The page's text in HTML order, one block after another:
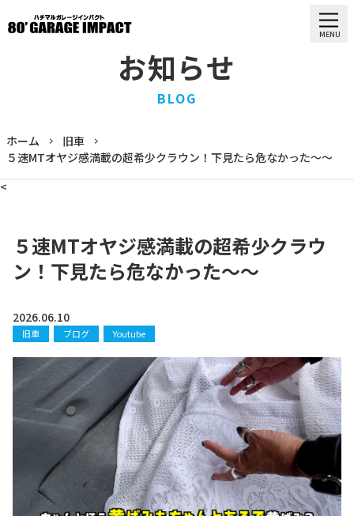
MENU
HOME
ホーム
STAFF
スタッフ
お知らせ
CONTACT
お問合わせ
お知らせ
BLOG
ホーム
旧車
５速MTオヤジ感満載の超希少クラウン！下見たら危なかった〜〜
<
５速MTオヤジ感満載の超希少クラウ
ン！下見たら危なかった〜〜
2026.06.10
旧車 ブログ Youtube